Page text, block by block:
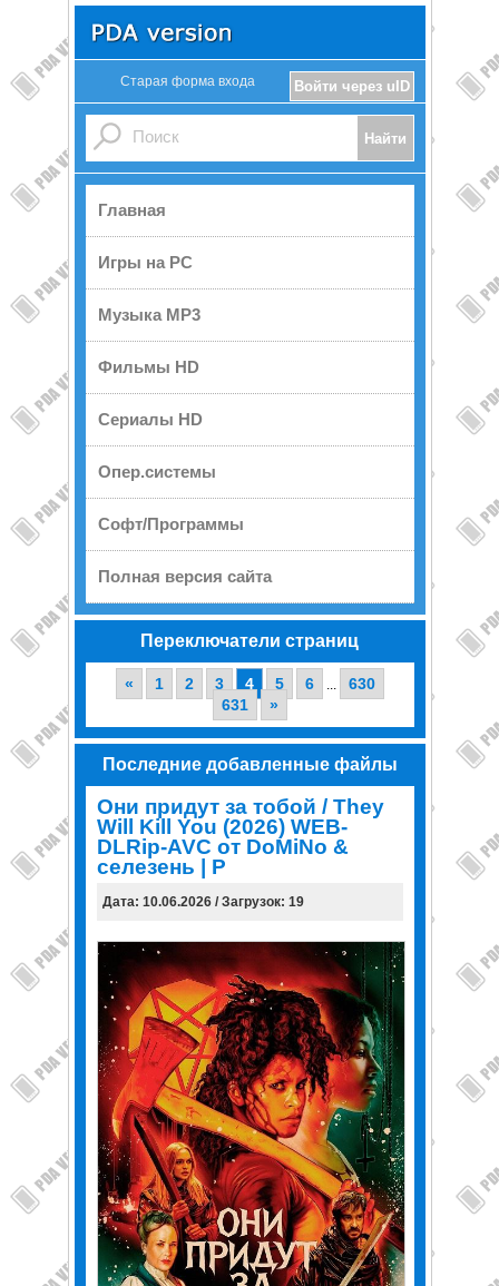
Войти через uID
Старая форма входа
Главная
Игры на PC
Музыка MP3
Фильмы HD
Сериалы HD
Опер.системы
Софт/Программы
Полная версия сайта
Переключатели страниц
« 1 2 3 4 5 6 ...
630
631
»
Последние добавленные файлы
Они придут за тобой / They
Will Kill You (2026) WEB-
DLRip-AVC от DoMiNo &
селезень | P
Дата: 10.06.2026 / Загрузок: 19